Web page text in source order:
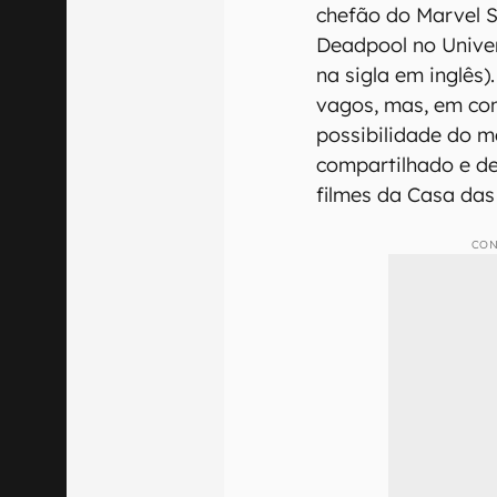
chefão do Marvel
Deadpool no
na sigla em
vagos, mas, em
possibilidade do
compartilhado e
filmes da Casa